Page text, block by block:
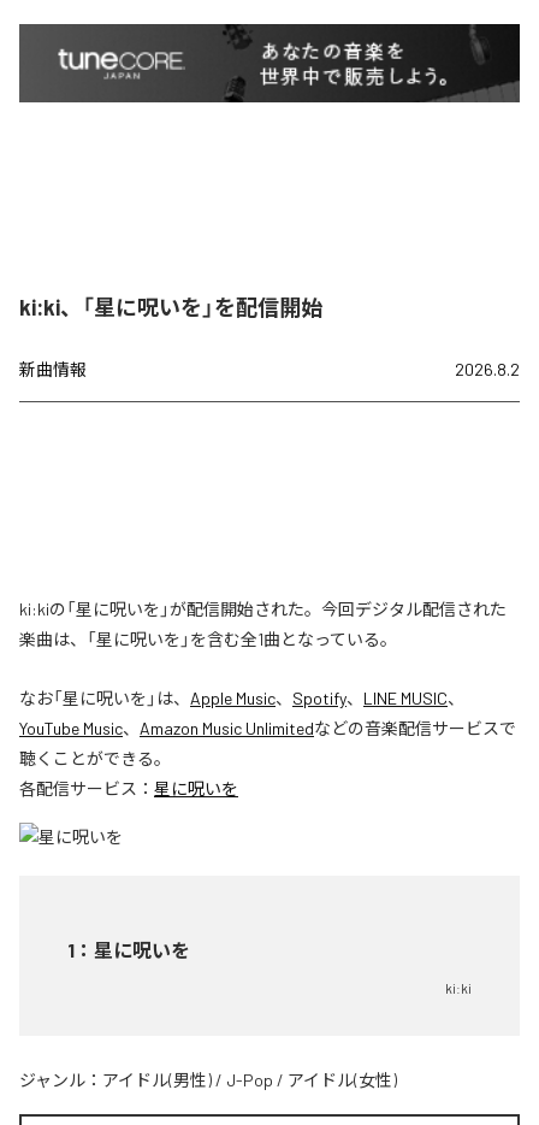
ki:ki、「星に呪いを」を配信開始
新曲情報 2026.8.2
ki:kiの「星に呪いを」が配信開始された。今回デジタル配信された
楽曲は、「星に呪いを」を含む全1曲となっている。
なお「星に呪いを 」は、 Apple Music、 Spotify、 LINE MUSIC、
YouTube Music、 Amazon Music Unlimitedなどの音楽配信サービスで
聴くことができる。
各配信サービス： 星に呪いを
1 ： 星に呪いを
ki:ki
ジャンル： アイドル(男性) / J-Pop / アイドル(女性)